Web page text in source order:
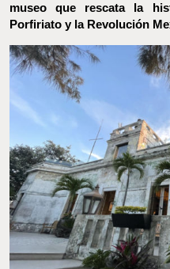
Mexicana, Álvaro Obregón
embargo, después de
museo que rescata la
Porfiriato y la Revolución